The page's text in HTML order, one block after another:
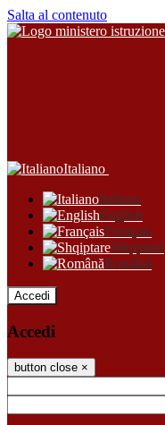
Salta al contenuto
Italiano
Italiano
English
Français
Shqiptare
Română
Accedi
Accedi
button close ×